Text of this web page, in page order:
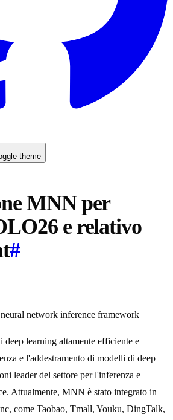
theme
MNN per
e relativo
#
deep learning altamente efficiente e
e l'addestramento di modelli di deep
leader del settore per l'inferenza e
Attualmente, MNN è stato integrato in
come Taobao, Tmall, Youku, DingTalk,